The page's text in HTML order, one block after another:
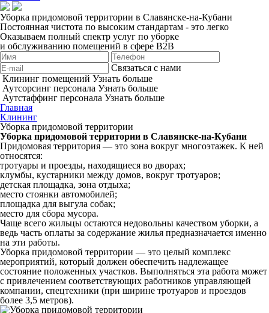
Уборка придомовой территории в Славянске-на-Кубани
Постоянная чистота по высоким стандартам - это легко
Оказываем полный спектр услуг по уборке
и обслуживанию помещений в сфере B2B
Связаться с нами
Клининг помещений Узнать больше
Аутсорсинг персонала Узнать больше
Аутстаффинг персонала Узнать больше
Главная
Клининг
Уборка придомовой территории
Уборка придомовой территории в Славянске-на-Кубани
Придомовая территория — это зона вокруг многоэтажек. К ней
относятся:
тротуары и проезды, находящиеся во дворах;
клумбы, кустарники между домов, вокруг тротуаров;
детская площадка, зона отдыха;
место стоянки автомобилей;
площадка для выгула собак;
место для сбора мусора.
Чаще всего жильцы остаются недовольны качеством уборки, а
ведь часть оплаты за содержание жилья предназначается именно
на эти работы.
Уборка придомовой территории — это целый комплекс
мероприятий, который должен обеспечить надлежащее
состояние положенных участков. Выполняться эта работа может
с привлечением соответствующих работников управляющей
компании, спецтехники (при ширине тротуаров и проездов
более 3,5 метров).